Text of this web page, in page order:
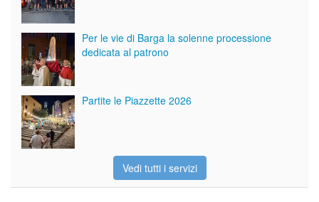
Per le vie di Barga la solenne processione
dedicata al patrono
Partite le Piazzette 2026
Vedi tutti i servizi